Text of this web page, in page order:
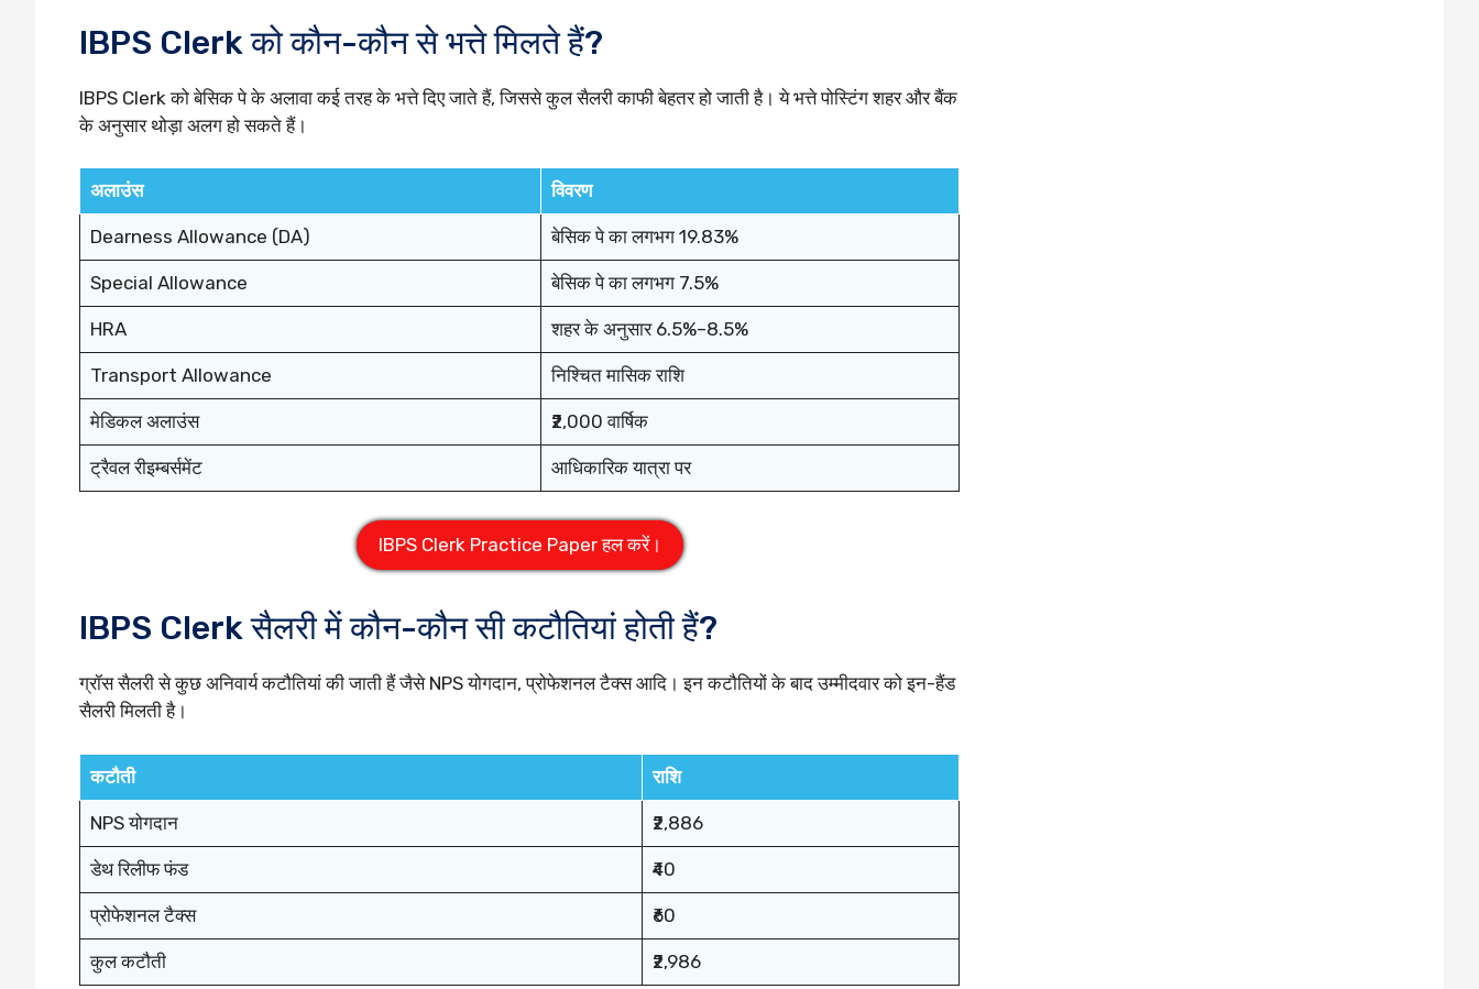
IBPS Clerk को कौन-कौन से भत्ते मिलते हैं?
IBPS Clerk को बेसिक पे के अलावा कई तरह के भत्ते दिए जाते हैं, जिससे कुल सैलरी काफी बेहतर हो जाती है। ये भत्ते पोस्टिंग शहर और बैंक
के अनुसार थोड़ा अलग हो सकते हैं।
अलाउंस विवरण
Dearness Allowance (DA) बेसिक पे का लगभग 19.83%
Special Allowance बेसिक पे का लगभग 7.5%
HRA शहर के अनुसार 6.5%–8.5%
Transport Allowance निश्चित मासिक राशि
मेडिकल अलाउंस ₹2,000 वार्षिक
ट्रैवल रीइम्बर्समेंट आधिकारिक यात्रा पर
IBPS Clerk Practice Paper हल करें।
IBPS Clerk सैलरी में कौन-कौन सी कटौतियां होती हैं?
ग्रॉस सैलरी से कुछ अनिवार्य कटौतियां की जाती हैं जैसे NPS योगदान, प्रोफेशनल टैक्स आदि। इन कटौतियों के बाद उम्मीदवार को इन-हैंड
सैलरी मिलती है।
कटौती राशि
NPS योगदान ₹2,886
डेथ रिलीफ फंड ₹40
प्रोफेशनल टैक्स ₹60
कुल कटौती ₹2,986